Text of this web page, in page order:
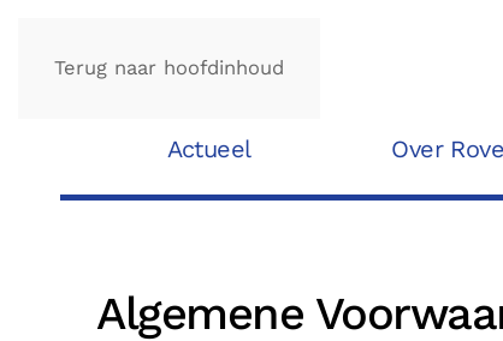
Terug naar hoofdinhoud
Actueel Over
Algemene